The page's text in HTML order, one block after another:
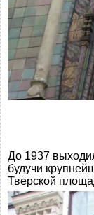
До 1937
будучи
Тверской